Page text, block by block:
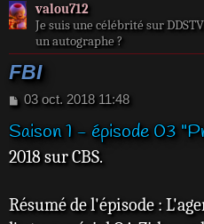
valou712
Je suis une célébrité sur
un autographe ?
FBI
M
s
a
e
03 oct. 2018 11:48
Saison 1 - épisode 03
2018 sur CBS.
Résumé de l'épisode :